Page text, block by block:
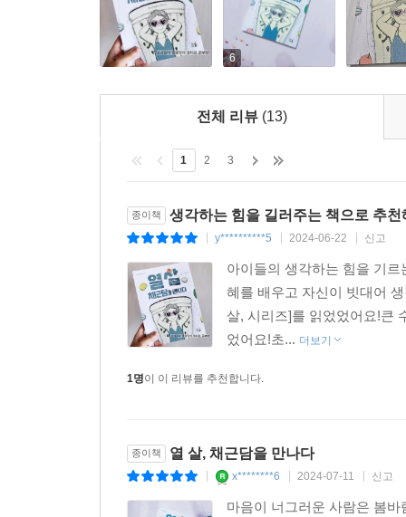
6
전체 리뷰 (13)
1 2 3
종이책 생각하는 힘을 길러주는 책으로 추천
y**********5 2024-06-22 신고
아이들의 생각하는 힘을 기
혜를 배우고 자신이 빗대어
살, 시리즈]를 읽었었어요!큰
었어요!초... 더보기
1명이 이 리뷰를 추천합니다.
종이책 열 살, 채근담을 만나다
x********6 2024-07-11 신고
마음이 너그러운 사람은 봄